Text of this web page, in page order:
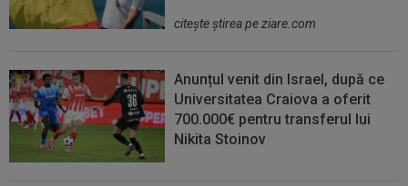
citeşte ştirea pe ziare.com
Anunțul venit din Israel, după ce
Universitatea Craiova a oferit
700.000€ pentru transferul lui
Nikita Stoinov